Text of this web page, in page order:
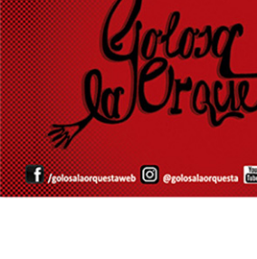
16/10/2017
GOLOSA